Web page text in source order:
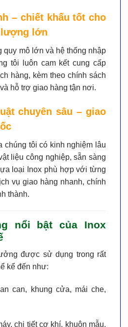
– chiết khấu tốt cho
lớn
quy mô lớn và hệ thống nhập
tôi luôn cam kết cung cấp
hàng, kèm theo chính sách
hỗ trợ giao hàng tận nơi.
chuyên sâu – giao
chúng tôi có kinh nghiệm lâu
liệu công nghiệp, sẵn sàng
loại Inox phù hợp với từng
vụ giao hàng nhanh, chính
thành.
nổi bật của Inox
được sử dụng trong rất
kể đến như:
can, khung cửa, mái che,
chi tiết cơ khí, khuôn mẫu,